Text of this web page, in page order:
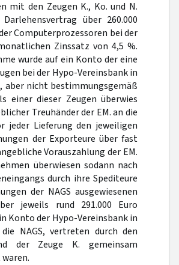
mit den Zeugen K., Ko. und N.
Darlehensvertrag über 260.000
Computerprozessoren bei der
Zinssatz von 4,5 %.
wurde auf ein Konto der eine
bei der Hypo-Vereinsbank in
aber nicht bestimmungsgemäß
einer dieser Zeugen überwies
Treuhänder der EM. an die
jeder Lieferung den jeweiligen
der Exporteure über fast
Vorauszahlung der EM.
überwiesen sodann nach
durch ihre Spediteure
der NAGS ausgewiesenen
jeweils rund 291.000 Euro
Konto der Hypo-Vereinsbank in
NAGS, vertreten durch den
der Zeuge K. gemeinsam